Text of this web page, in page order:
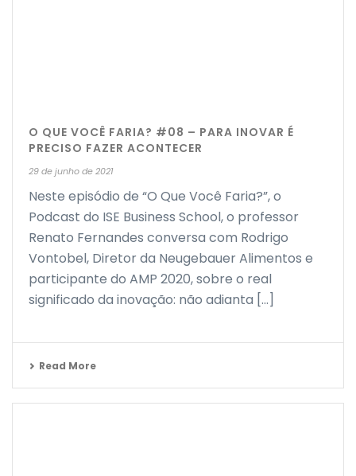
O QUE VOCÊ FARIA? #08 – PARA INOVAR É
PRECISO FAZER ACONTECER
29 de junho de 2021
Neste episódio de “O Que Você Faria?”, o
Podcast do ISE Business School, o professor
Renato Fernandes conversa com Rodrigo
Vontobel, Diretor da Neugebauer Alimentos e
participante do AMP 2020, sobre o real
significado da inovação: não adianta [...]
Read More